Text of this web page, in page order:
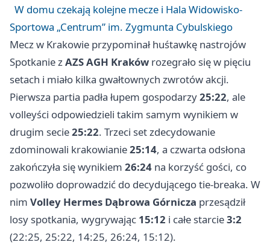
W domu czekają kolejne mecze i Hala Widowisko-
Sportowa „Centrum” im. Zygmunta Cybulskiego
Mecz w Krakowie przypominał huśtawkę nastrojów
Spotkanie zAZS AGH Kraków rozegrało się w pięciu
setach i miało kilka gwałtownych zwrotów akcji.
Pierwsza partia padła łupem gospodarzy25:22, ale
volleyści odpowiedzieli takim samym wynikiem w
drugim secie25:22. Trzeci set zdecydowanie
zdominowali krakowianie25:14, a czwarta odsłona
zakończyła się wynikiem 26:24 na korzyść gości, co
pozwoliło doprowadzić do decydującego tie-breaka. W
nim Volley Hermes Dąbrowa Górnicza przesądził
losy spotkania, wygrywając 15:12 i całe starcie3:2
(22:25, 25:22, 14:25, 26:24, 15:12).